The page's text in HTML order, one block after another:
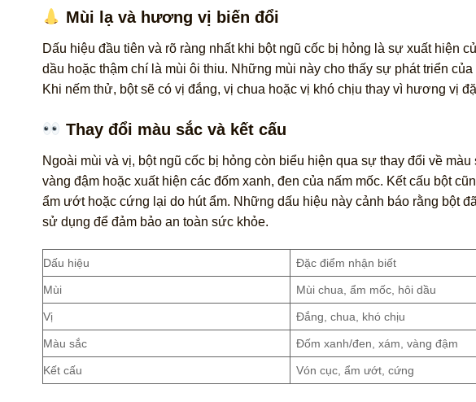
Mùi lạ và hương vị biến đổi
Dấu hiệu đầu tiên và rõ ràng nhất khi bột ngũ cốc bị hỏng là sự xuất hiện
dầu hoặc thậm chí là mùi ôi thiu. Những mùi này cho thấy sự phát triển
Khi nếm thử, bột sẽ có vị đắng, vị chua hoặc vị khó chịu thay vì hương vị
Thay đổi màu sắc và kết cấu
Ngoài mùi và vị, bột ngũ cốc bị hỏng còn biểu hiện qua sự thay đổi về
vàng đậm hoặc xuất hiện các đốm xanh, đen của nấm mốc. Kết cấu bột
ẩm ướt hoặc cứng lại do hút ẩm. Những dấu hiệu này cảnh báo rằng bột
sử dụng để đảm bảo an toàn sức khỏe.
Dấu hiệu Đặc điểm nhận biết
Mùi Mùi chua, ẩm mốc, hôi dầu
Vị Đắng, chua, khó chịu
Màu sắc Đốm xanh/đen, xám, vàng đậm
Kết cấu Vón cục, ẩm ướt, cứng